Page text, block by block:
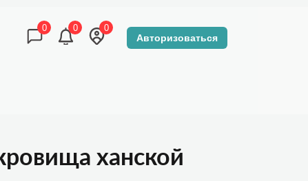
Авторизоваться
0 0 0
ханской